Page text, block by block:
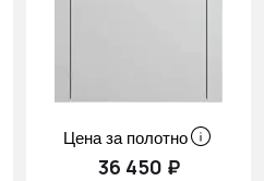
Цена за полотно
36 450 ₽